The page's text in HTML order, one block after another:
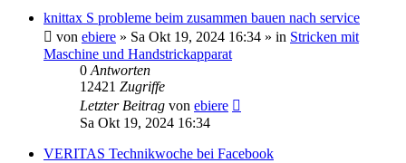
knittax S probleme beim zusammen bauen nach service
von ebiere » Sa Okt 19, 2024 16:34 » in Stricken mit
Maschine und Handstrickapparat
0 Antworten
12421 Zugriffe
Letzter Beitrag von ebiere
Sa Okt 19, 2024 16:34
VERITAS Technikwoche bei Facebook